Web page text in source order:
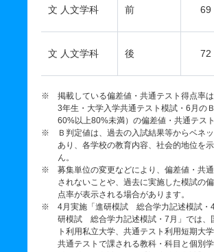
文 人文学科 前 69
文 人文学科 後 72
※ 掲載している偏差値・共通テスト得点率
3年生・大学入学共通テスト模試・6月の
60%以上80%未満）の偏差値・共通テスト
※ Ｂ判定値は、過去の入試結果等からベネ
あり、各学校の教育内容、社会的地位を
ん。
※ 募集単位の変更などにより、偏差値・共
されないことや、過去に実施した模試の
点率が表示される場合があります。
※ 4月実施「進研模試 総合学力記述模試・4
研模試 総合学力記述模試・7月」では、
ト利用私立大学、共通テスト利用短期大
共通テストで課される教科・科目と個別